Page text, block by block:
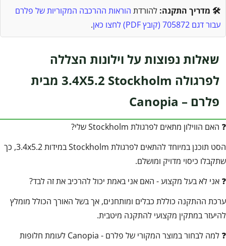
🛠️ מדריך התקנה: להורדת הוראות ההרכבה המקוריות של פלרם
עבור דגם 705872 (קובץ PDF) לחצו כאן
.
שאלות נפוצות על וילונות הצללה
לפרגולה 3.4X5.2 Stockholm מבית
פלרם – Canopia
❓ האם הווילון מתאים לפרגולת Stockholm שלי?
הסט תוכנן במיוחד להתאים לפרגולת Stockholm במידות 3.4x5.2, כך
שתקבלו כיסוי מדויק ומושלם.
❓ אני לא בעל מקצוע - האם אני באמת יכול להרכיב את זה לבד?
ערכת ההתקנה כוללת כבלים ומותחנים, אך בשל האורך הכולל מומלץ
להיעזר במתקין מקצועי להתקנה מיטבית.
❓ למה לבחור במוצר המקורי של פלרם - Canopia לעומת חלופות